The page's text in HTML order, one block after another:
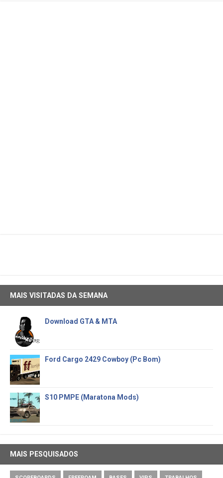
MAIS VISITADAS DA SEMANA
Download GTA & MTA
Ford Cargo 2429 Cowboy (Pc Bom)
S10 PMPE (Maratona Mods)
MAIS PESQUISADOS